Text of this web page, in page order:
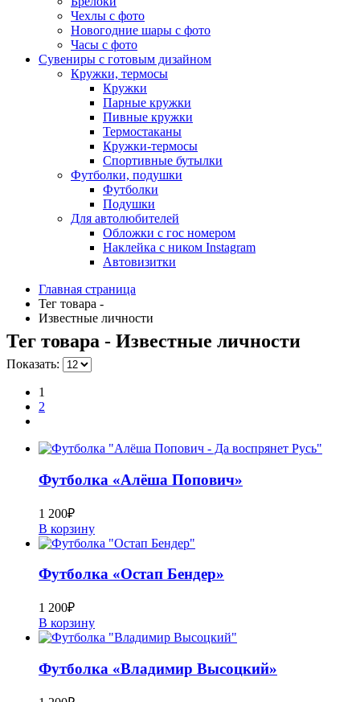
Чехлы с фото
Новогодние шары с фото
Часы с фото
Сувениры с готовым дизайном
Кружки, термосы
Кружки
Парные кружки
Пивные кружки
Термостаканы
Кружки-термосы
Спортивные бутылки
Футболки, подушки
Футболки
Подушки
Для автолюбителей
Обложки с гос номером
Наклейка с ником Instagram
Автовизитки
Главная страница
Тег товара -
Известные личности
Тег товара - Известные личности
Показать:
1
2
Футболка «Алёша Попович»
1 200₽
В корзину
Футболка «Остап Бендер»
1 200₽
В корзину
Футболка «Владимир Высоцкий»